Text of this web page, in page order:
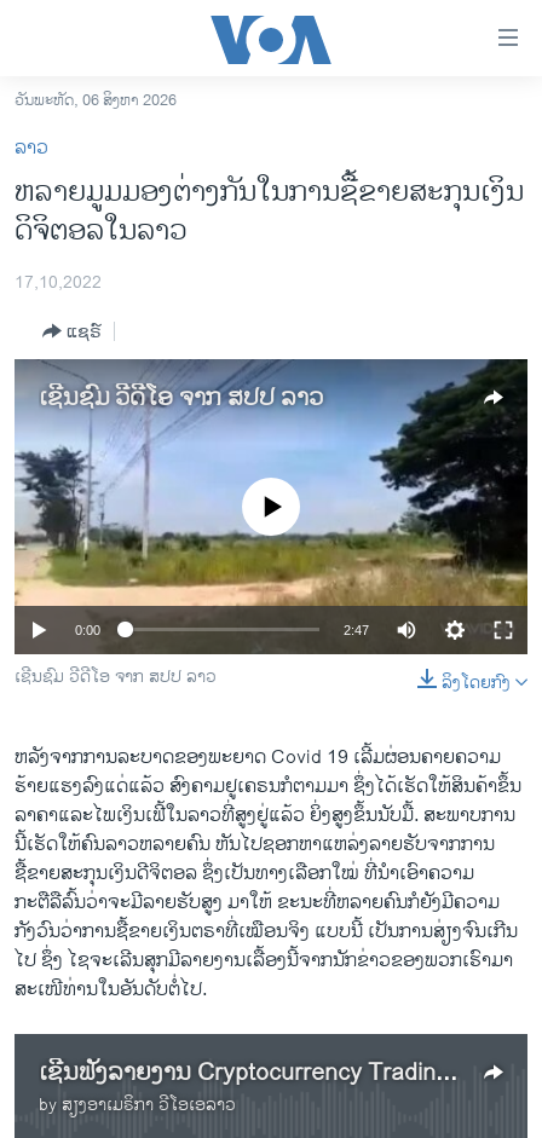
ເຂົ້າ
ຫາ
ຂ້າມ
ຂ້າມ
ຫາ
ອາເມຣິກາ
ຂ່າວ​ຈີນ
ໂລກ
ເອເຊຍ
ອິດສະຫຼະພາບດ້ານການຂ່າວ
ຊີວິດຊາວລາວ
ຊຸມຊົນຊາວລາວ
ວິທະຍາສາດ-ເທັກໂນໂລຈີ
ທຸລະກິດ
ພາສາອັງກິດ
ວີດີໂອ
ລາຍການກະຈາຍສຽງ
ລາຍງານ
ຕິດຕາມພວກເຮົາ ທີ່
ພາສາຕ່າງໆ
ວັນພະຫັດ, 06 ສິງຫາ 2026
ລາວ
ຫລາຍມູມມອງຕ່າງກັນໃນການຊື້ຂາຍສະກຸນເງິນ
ດິຈິຕອລໃນລາວ
17,10,2022
ແຊຣ໌
ເຊີນ​ຊົມ ວີ​ດີ​ໂອ ຈາກ ສ​ປ​ປ ລາວ
No media source currently available
0:00 2:47
ລິງໂດຍກົງ
ເຊີນ​ຊົມ ວີ​ດີ​ໂອ ຈາກ ສ​ປ​ປ ລາວ
ຫລັງຈາກການລະບາດຂອງພະຍາດ Covid 19 ເລີ້ມຜ່ອນຄາຍຄວາມ
ຮ້າຍແຮງລົງແດ່ແລ້ວ ສົງຄາມຢູເຄຣນກໍຕາມມາ ຊຶ່ງໄດ້ເຮັດໃຫ້ສິນຄ້າຂຶ້ນ
ລາຄາແລະໄພເງິນເຟີ້ໃນລາວທີ່ສູງຢູ່ແລ້ວ ຍິ່ງສູງຂຶ້ນນັບມື້. ສະພາບການ
ນີ້ເຮັດໃຫ້ຄົນລາວຫລາຍຄົນ ຫັນໄປຊອກຫາແຫລ່ງລາຍຮັບຈາກການ
ຊື້ຂາຍສະກຸນເງິນດີຈິຕອລ ຊຶ່ງເປັນທາງເລືອກໃໝ່ ທີ່ນໍາເອົາຄວາມ
ກະຕືລືລົ້ນວ່າຈະມີລາຍຮັບສູງ ມາໃຫ້ ຂະນະທີ່ຫລາຍຄົນກໍຍັງມີຄວາມ
ກັງວົນວ່າການຊື້ຂາຍເງິນຕຣາທີ່ເໝືອນຈິງ ແບບນີ້ ເປັນການສ່ຽງຈົນເກີນ
ໄປ ຊຶ່ງ ໄຊ​ຈະ​ເລີນ​ສຸກມີ​ລາຍ​ງານ​ເລື້ອງນີ້ຈາກນັກຂ່າວຂອງພວກເຮົາມາ
ສະເໜີທ່ານໃນອັນດັບຕໍ່ໄປ.
ເຊີນ​ຟັງລາຍງ​ານ Cryptocurrency Trading ຈາກ ສ​ປ​ປ ລາວ
by ສຽງອາເມຣິກາ ວີໂອເອລາວ
No media source currently available